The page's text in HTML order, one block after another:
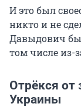
И это был
никто и не
Давыдович
том числе из-
Отрёкся от
Украины